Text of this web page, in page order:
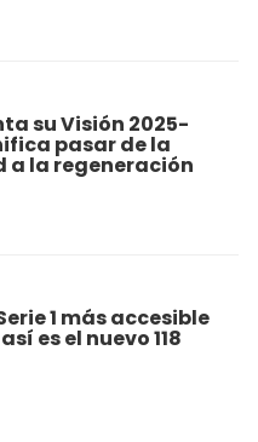
su Visión 2025-
pasar de la
la regeneración
1 más accesible
es el nuevo 118